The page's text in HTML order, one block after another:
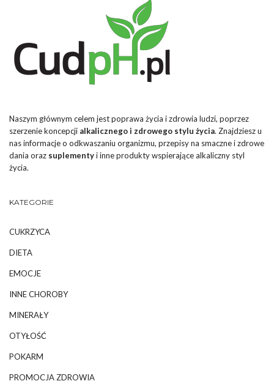
Naszym głównym celem jest poprawa życia i zdrowia ludzi, poprzez
szerzenie koncepcji alkalicznego i zdrowego stylu życia. Znajdziesz u
nas informacje o odkwaszaniu organizmu, przepisy na smaczne i zdrowe
dania oraz suplementyi inne produkty wspierające alkaliczny styl
życia.
KATEGORIE
CUKRZYCA
DIETA
EMOCJE
INNE CHOROBY
MINERAŁY
OTYŁOŚĆ
POKARM
PROMOCJA ZDROWIA